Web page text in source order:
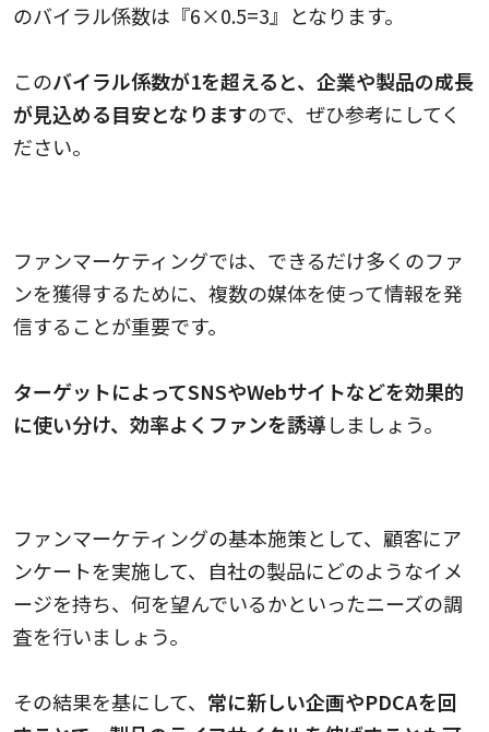
のバイラル係数は『6×0.5=3』となります。
このバイラル係数が1を超えると、企業や製品の成長
が見込める目安となりますので、ぜひ参考にしてく
ださい。
ファンマーケティングでは、できるだけ多くのファ
ンを獲得するために、複数の媒体を使って情報を発
信することが重要です。
ターゲットによってSNSやWebサイトなどを効果的
に使い分け、効率よくファンを誘導しましょう。
ファンマーケティングの基本施策として、顧客にア
ンケートを実施して、自社の製品にどのようなイメ
ージを持ち、何を望んでいるかといったニーズの調
査を行いましょう。
その結果を基にして、 常に新しい企画やPDCAを回